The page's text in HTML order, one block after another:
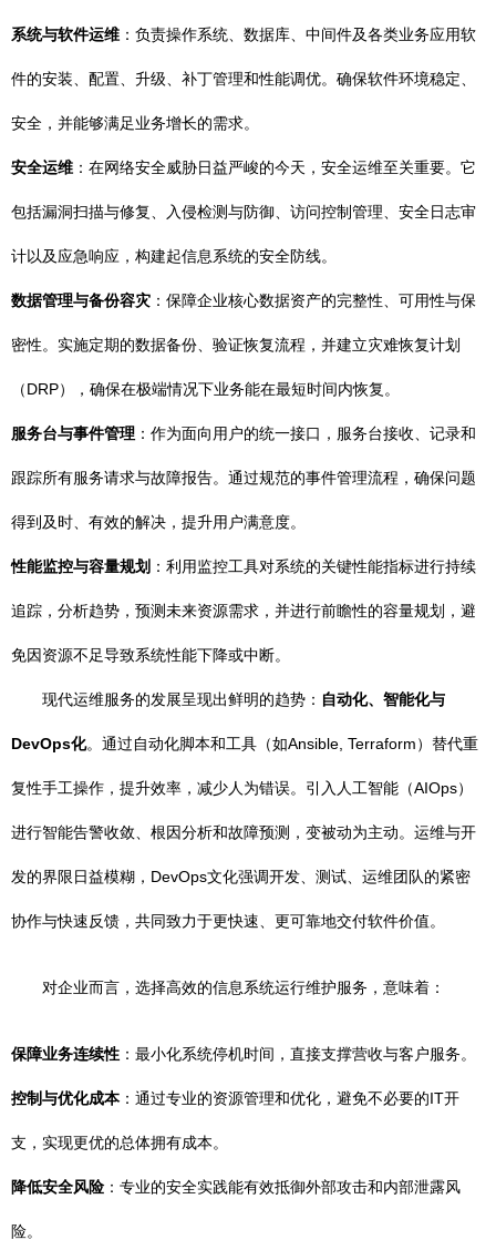
系统与软件运维 ：负责操作系统、数据库、中间件及各类业务应用软
件的安装、配置、升级、补丁管理和性能调优。确保软件环境稳定、
安全，并能够满足业务增长的需求。
安全运维 ：在网络安全威胁日益严峻的今天，安全运维至关重要。它
包括漏洞扫描与修复、入侵检测与防御、访问控制管理、安全日志审
计以及应急响应，构建起信息系统的安全防线。
数据管理与备份容灾 ：保障企业核心数据资产的完整性、可用性与保
密性。实施定期的数据备份、验证恢复流程，并建立灾难恢复计划
（DRP），确保在极端情况下业务能在最短时间内恢复。
服务台与事件管理 ：作为面向用户的统一接口，服务台接收、记录和
跟踪所有服务请求与故障报告。通过规范的事件管理流程，确保问题
得到及时、有效的解决，提升用户满意度。
性能监控与容量规划 ：利用监控工具对系统的关键性能指标进行持续
追踪，分析趋势，预测未来资源需求，并进行前瞻性的容量规划，避
免因资源不足导致系统性能下降或中断。
现代运维服务的发展呈现出鲜明的趋势： 自动化、智能化与
DevOps化。通过自动化脚本和工具（如Ansible, Terraform）替代重
复性手工操作，提升效率，减少人为错误。引入人工智能（AIOps）
进行智能告警收敛、根因分析和故障预测，变被动为主动。运维与开
发的界限日益模糊，DevOps文化强调开发、测试、运维团队的紧密
协作与快速反馈，共同致力于更快速、更可靠地交付软件价值。
对企业而言，选择高效的信息系统运行维护服务，意味着：
保障业务连续性 ：最小化系统停机时间，直接支撑营收与客户服务。
控制与优化成本：通过专业的资源管理和优化，避免不必要的IT开
支，实现更优的总体拥有成本。
降低安全风险 ：专业的安全实践能有效抵御外部攻击和内部泄露风
险。